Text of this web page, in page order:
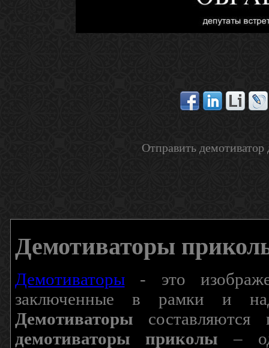
Отправить
Демотиваторы
Демотиваторы- это
заключенные в рамки и
Демотиваторы составляются
демотиваторы приколы –